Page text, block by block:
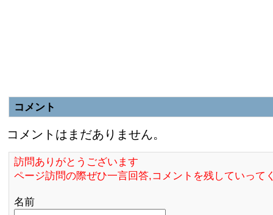
コメント
コメントはまだありません。
訪問ありがとうございます
ページ訪問の際ぜひ一言回答,コメントを残していって
名前